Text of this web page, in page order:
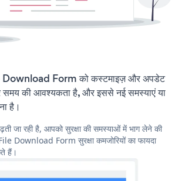
Download Form को कस्टमाइज़ और अपडेट
की आवश्यकता है, और इससे नई समस्याएं या
है।
जा रही है, आपको सुरक्षा की समस्याओं में भाग लेने की
Download Form सुरक्षा कमजोरियों का फायदा
हैं।